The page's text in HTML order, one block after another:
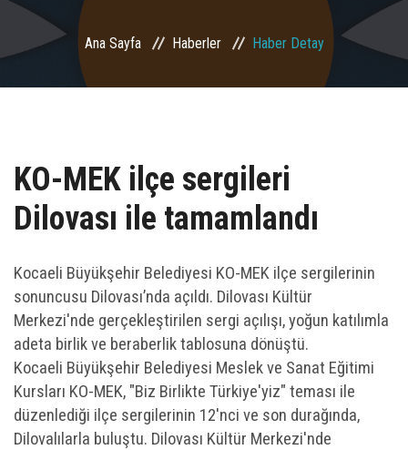
KURS MERKEZLERİ
BRANŞLAR
KAYIT OL /GIRIŞ YAP
İLETİŞİM
Ana Sayfa Haberler Haber Detay
KO-MEK ilçe sergileri
Dilovası ile tamamlandı
Kocaeli Büyükşehir Belediyesi KO-MEK ilçe sergilerinin
sonuncusu Dilovası’nda açıldı. Dilovası Kültür
Merkezi'nde gerçekleştirilen sergi açılışı, yoğun katılımla
adeta birlik ve beraberlik tablosuna dönüştü.
Kocaeli Büyükşehir Belediyesi Meslek ve Sanat Eğitimi
Kursları KO-MEK, "Biz Birlikte Türkiye'yiz" teması ile
düzenlediği ilçe sergilerinin 12'nci ve son durağında,
Dilovalılarla buluştu. Dilovası Kültür Merkezi'nde